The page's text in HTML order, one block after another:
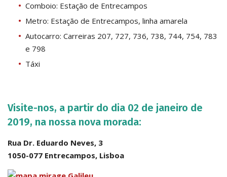
Comboio: Estação de Entrecampos
Metro: Estação de Entrecampos, linha amarela
Autocarro: Carreiras 207, 727, 736, 738, 744, 754, 783
e 798
Táxi
Visite-nos, a partir do dia 02 de janeiro de
2019, na nossa nova morada:
Rua Dr. Eduardo Neves, 3
1050-077 Entrecampos, Lisboa